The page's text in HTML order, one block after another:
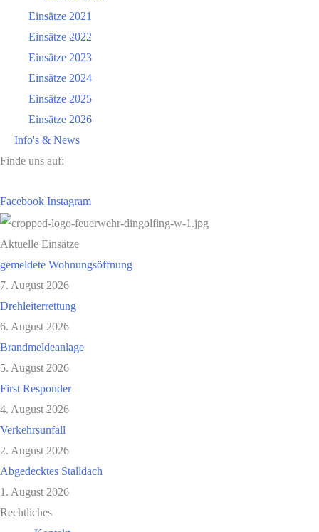
Einsätze 2021
Einsätze 2022
Einsätze 2023
Einsätze 2024
Einsätze 2025
Einsätze 2026
Info's & News
Finde uns auf:
Facebook Instagram
Aktuelle Einsätze
gemeldete Wohnungsöffnung
7. August 2026
Drehleiterrettung
6. August 2026
Brandmeldeanlage
5. August 2026
First Responder
4. August 2026
Verkehrsunfall
2. August 2026
Abgedecktes Stalldach
1. August 2026
Rechtliches